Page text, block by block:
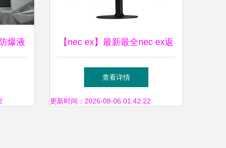
爆液
专业
【nec ex】最新最全nec ex返
利优惠_一淘网 LCD显示屏选
购指南
查看详情
更新时间：2026-08-06 01:42:22